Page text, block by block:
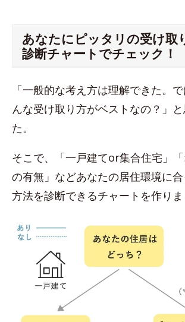
あなたにピッタリの受け取
診断チャートでチェック！
「一般的な考え方は理解できた。
んな受け取り方がベストなの？」
た。
そこで、「一戸建てor集合住宅」
の有無」などあなたの居住環境に
方法を診断できるチャートを作りま